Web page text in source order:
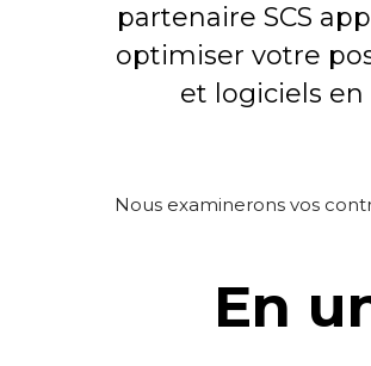
partenaire SCS
optimiser votre
et logiciels
Nous examinerons vos
En